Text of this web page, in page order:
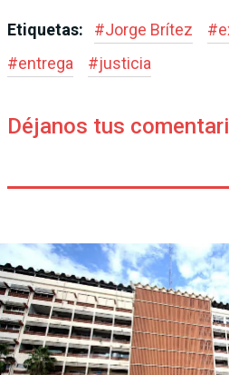
Etiquetas: #Jorge Brítez #
#entrega #justicia
Déjanos tus